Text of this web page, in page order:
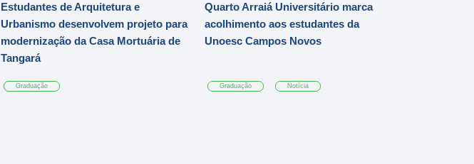
Estudantes de Arquitetura e
Urbanismo desenvolvem projeto para
modernização da Casa Mortuária de
Tangará
Graduação
Quarto Arraiá Universitário marca
acolhimento aos estudantes da
Unoesc Campos Novos
Graduação Notícia